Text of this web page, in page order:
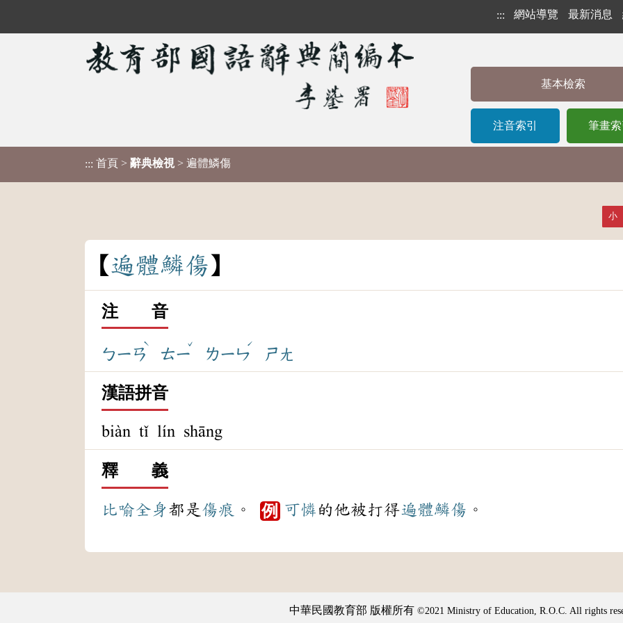
::: 網站導覽 最新消息
基本檢索
注音索引 筆畫索
::: 首頁 > 辭典檢視 > 遍體鱗傷
小
遍體鱗傷
注 音
ㄅㄧㄢ
ˋ
ㄊㄧ
ˇ
ㄌㄧㄣ
ˊ
ㄕㄤ
漢語拼音
biàn tǐ lín shāng
釋 義
比喻全身都是 傷痕 。 例 可憐 的他被打得遍體鱗傷 。
中華民國教育部 版權所有 ©2021 Ministry of Education, R.O.C. All rights